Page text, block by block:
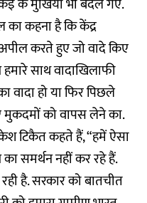
के मुखिया भी बदल गए.
कहना है कि केंद्र
करते हुए जो वादे किए
साथ वादाखिलाफी
वादा हो या फिर पिछले
को वापस लेने का.
टिकैत कहते हैं, “हमें ऐसा
समर्थन नहीं कर रहे हैं.
है. सरकार को बातचीत